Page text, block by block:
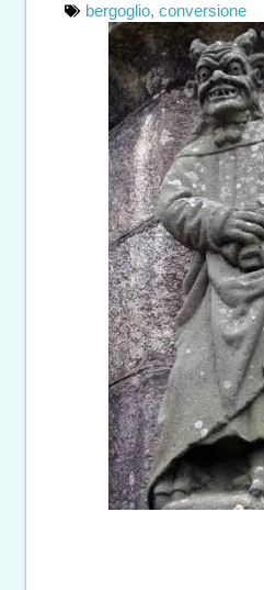
bergoglio, conversione